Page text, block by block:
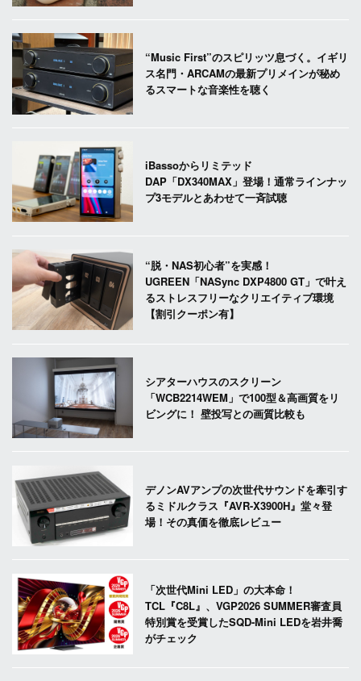
“Music First”のスピリッツ息づく。イギリ
ス名門・ARCAMの最新プリメインが秘め
るスマートな音楽性を聴く
iBassoからリミテッド
DAP「DX340MAX」登場！通常ラインナッ
プ3モデルとあわせて一斉試聴
“脱・NAS初心者”を実感！
UGREEN「NASync DXP4800 GT」で叶え
るストレスフリーなクリエイティブ環境
【割引クーポン有】
シアターハウスのスクリーン
「WCB2214WEM」で100型＆高画質をリ
ビングに！ 壁投写との画質比較も
デノンAVアンプの次世代サウンドを牽引す
るミドルクラス『AVR-X3900H』堂々登
場！その真価を徹底レビュー
「次世代Mini LED」の大本命！
TCL『C8L』、VGP2026 SUMMER審査員
特別賞を受賞したSQD-Mini LEDを岩井喬
がチェック